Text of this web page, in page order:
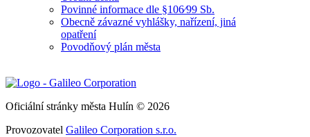
Povinné informace dle §106⁄99 Sb.
Obecně závazné vyhlášky, nařízení, jiná
opatření
Povodňový plán města
Oficiální stránky města Hulín © 2026
Provozovatel Galileo Corporation s.r.o.